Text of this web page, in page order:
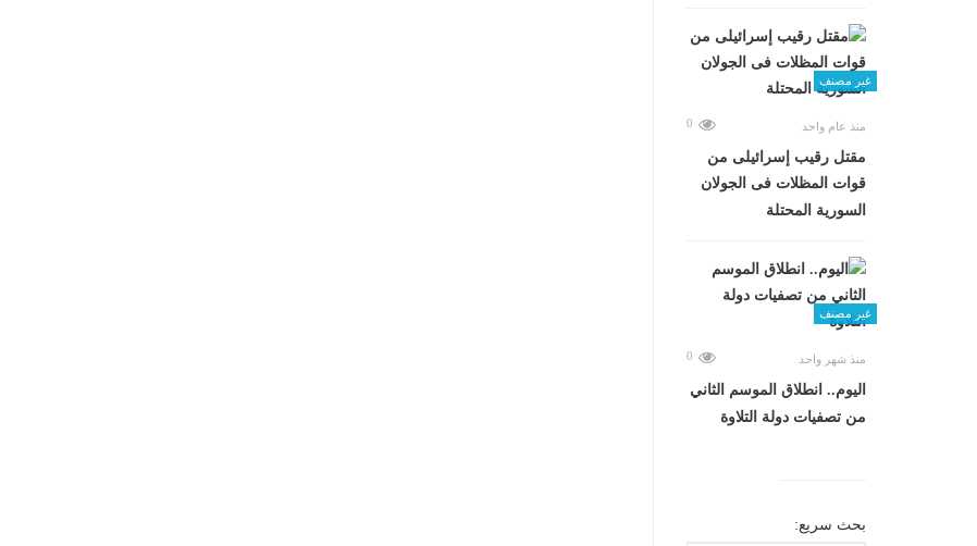
غير مصنف
منذ عام واحد 0
مقتل رقيب إسرائيلى من
قوات المظلات فى الجولان
السورية المحتلة
غير مصنف
منذ شهر واحد 0
اليوم.. انطلاق الموسم الثاني
من تصفيات دولة التلاوة
بحث سريع: